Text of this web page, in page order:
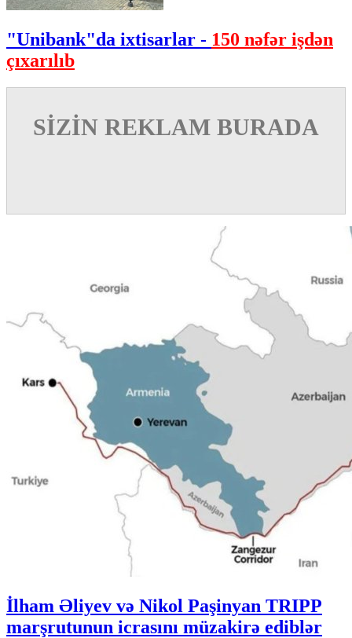
"Unibank"da ixtisarlar - 150 nəfər işdən
çıxarılıb
SİZİN REKLAM BURADA
İlham Əliyev və Nikol Paşinyan TRIPP
marşrutunun icrasını müzakirə ediblər